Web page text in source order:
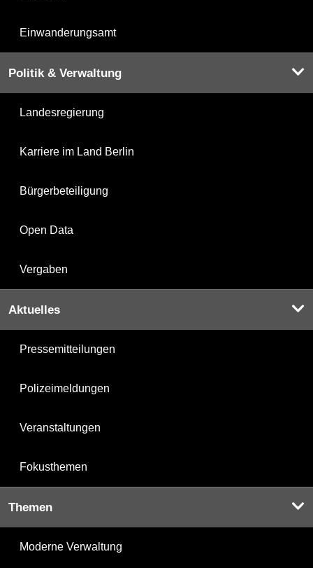
Einwanderungsamt
Politik & Verwaltung
Landesregierung
Karriere im Land Berlin
Bürgerbeteiligung
Open Data
Vergaben
Aktuelles
Pressemitteilungen
Polizeimeldungen
Veranstaltungen
Fokusthemen
Themen
Moderne Verwaltung